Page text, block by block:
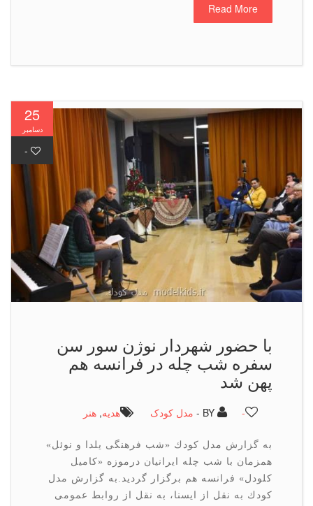
Read More
25
-
با حضور شهردار نوژن سور سن
سفره شب چله در فرانسه هم
پهن شد
BY - مدل کودک هدیه ,هنر
به گزارش مدل كودك «شب فرهنگی یلدا و نوئل»
همزمان با شب چله ایرانیان درموزه «كامیل
كلودل» فرانسه هم برگزار گردید.به گزارش مدل
كودك به نقل از ایسنا، به نقل از روابط عمومی